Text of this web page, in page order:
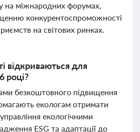
на міжнародних форумах,
конкурентоспроможності
на світових ринках.
відкриваються для
році?
безкоштовного підвищення
екологам отримати
екологічними
ESG та адаптації до